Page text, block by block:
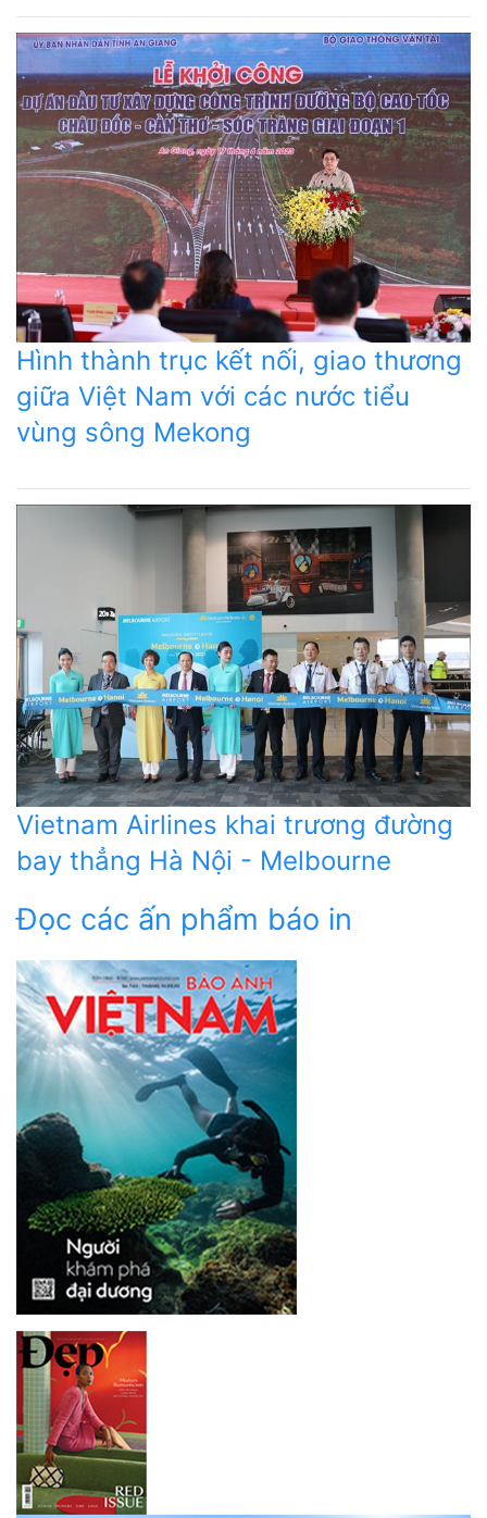
Hình thành trục kết nối, giao thương
giữa Việt Nam với các nước tiểu
vùng sông Mekong
Vietnam Airlines khai trương đường
bay thẳng Hà Nội - Melbourne
Đọc các ấn phẩm báo in